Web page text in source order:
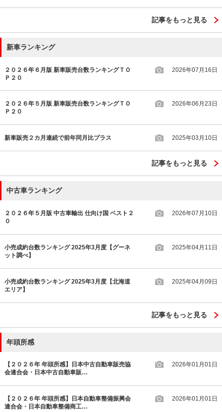
記事をもっと見る
新車ランキング
２０２６年６月版 新車販売台数ランキングＴＯ
Ｐ２０
2026年07月16日
２０２６年５月版 新車販売台数ランキングＴＯ
Ｐ２０
2026年06月23日
新車販売２カ月連続で前年同月比プラス 2025年03月10日
記事をもっと見る
中古車ランキング
２０２６年５月版 中古車輸出 仕向け国 ベスト２
０
2026年07月10日
小売成約台数ランキング 2025年3月度【グーネ
ット調べ】
2025年04月11日
小売成約台数ランキング 2025年3月度【北海道
エリア】
2025年04月09日
記事をもっと見る
年頭所感
【２０２６年 年頭所感】日本中古自動車販売協
会連合会・日本中古自動車販…
2026年01月01日
【２０２６年 年頭所感】日本自動車整備振興会
連合会・日本自動車整備商工…
2026年01月01日